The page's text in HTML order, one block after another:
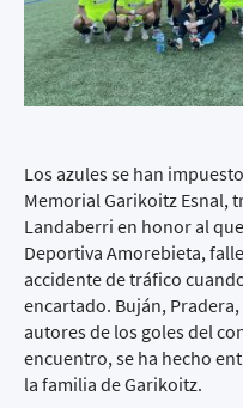
Los azules se han
Memorial Garikoitz Esnal,
Landaberri en honor al
Deportiva Amorebieta,
accidente de tráfico
encartado. Buján,
autores de los goles del
encuentro, se ha hecho
la familia de Garikoitz.